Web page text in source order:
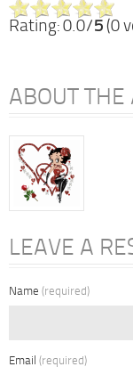
Rating: 0.0/5 (0
ABOUT THE
LEAVE A
Name (required)
Email (required)